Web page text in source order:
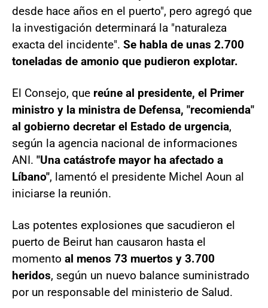
desde hace años en el puerto", pero agregó que
la investigación determinará la "naturaleza
exacta del incidente". Se habla de unas 2.700
toneladas de amonio que pudieron explotar.
El Consejo, que reúne al presidente, el Primer
ministro y la ministra de Defensa, "recomienda"
al gobierno decretar el Estado de urgencia,
según la agencia nacional de informaciones
ANI. "Una catástrofe mayor ha afectado a
Líbano", lamentó el presidente Michel Aoun al
iniciarse la reunión.
Las potentes explosiones que sacudieron el
puerto de Beirut han causaron hasta el
momento al menos 73 muertos y 3.700
heridos, según un nuevo balance suministrado
por un responsable del ministerio de Salud.